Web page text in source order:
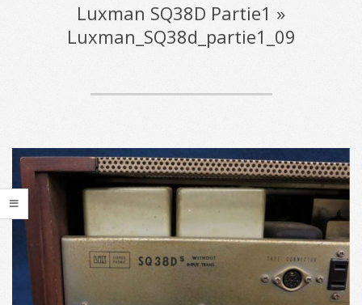
Luxman SQ38D Partie1 »
Luxman_SQ38d_partie1_09